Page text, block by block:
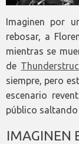
Imaginen por
rebosar, a
mientras se
de
siempre, pero
escenario
público
IMAGINEN